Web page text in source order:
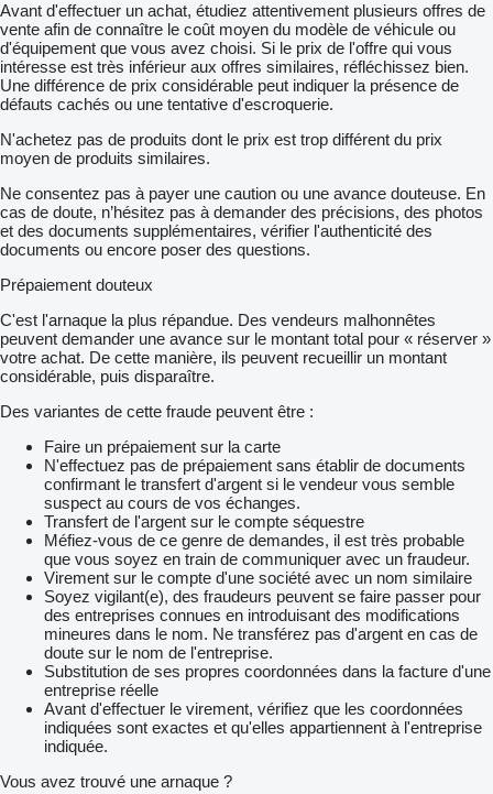
Avant d'effectuer un achat, étudiez attentivement plusieurs offres de
vente afin de connaître le coût moyen du modèle de véhicule ou
d'équipement que vous avez choisi. Si le prix de l'offre qui vous
intéresse est très inférieur aux offres similaires, réfléchissez bien.
Une différence de prix considérable peut indiquer la présence de
défauts cachés ou une tentative d'escroquerie.
N'achetez pas de produits dont le prix est trop différent du prix
moyen de produits similaires.
Ne consentez pas à payer une caution ou une avance douteuse. En
cas de doute, n’hésitez pas à demander des précisions, des photos
et des documents supplémentaires, vérifier l'authenticité des
documents ou encore poser des questions.
Prépaiement douteux
C'est l'arnaque la plus répandue. Des vendeurs malhonnêtes
peuvent demander une avance sur le montant total pour « réserver »
votre achat. De cette manière, ils peuvent recueillir un montant
considérable, puis disparaître.
Des variantes de cette fraude peuvent être :
Faire un prépaiement sur la carte
N'effectuez pas de prépaiement sans établir de documents
confirmant le transfert d'argent si le vendeur vous semble
suspect au cours de vos échanges.
Transfert de l'argent sur le compte séquestre
Méfiez-vous de ce genre de demandes, il est très probable
que vous soyez en train de communiquer avec un fraudeur.
Virement sur le compte d'une société avec un nom similaire
Soyez vigilant(e), des fraudeurs peuvent se faire passer pour
des entreprises connues en introduisant des modifications
mineures dans le nom. Ne transférez pas d'argent en cas de
doute sur le nom de l'entreprise.
Substitution de ses propres coordonnées dans la facture d'une
entreprise réelle
Avant d'effectuer le virement, vérifiez que les coordonnées
indiquées sont exactes et qu'elles appartiennent à l'entreprise
indiquée.
Vous avez trouvé une arnaque ?